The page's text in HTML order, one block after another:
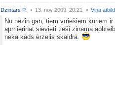
Dzintars P. 13. nov 2009. 20:21 Viņa
Nu nezin gan, tiem vīriešiem kuriem
apmierināt sievieti tieši zināmā
nekā kāds ērzelis skaidrā.